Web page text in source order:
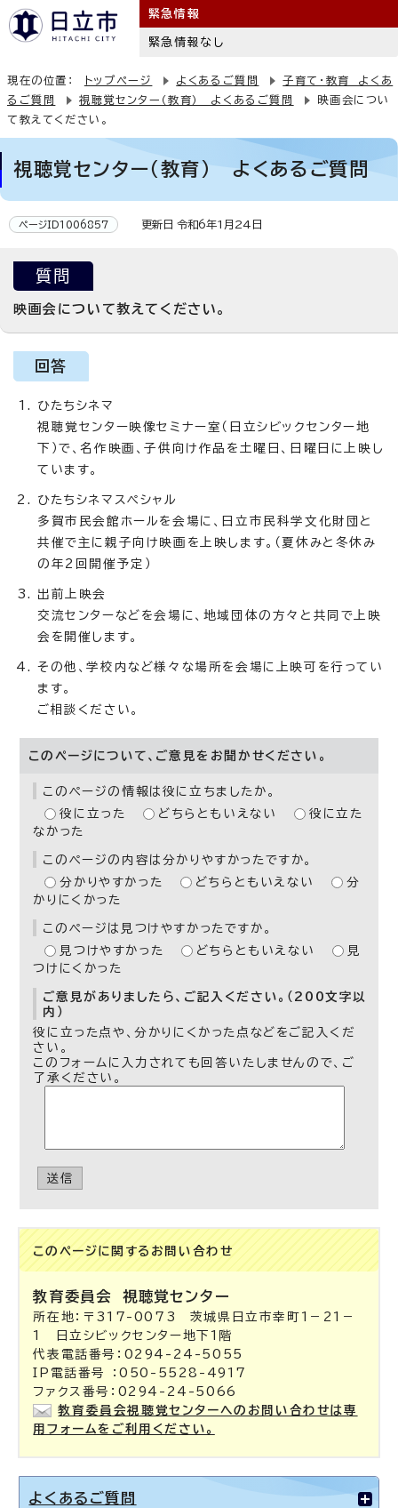
緊急情報
緊急情報なし
現在の位置： トップページ よくあるご質問
子育て・教育 よくあ
るご質問
視聴覚センター（教育） よくあるご質問
映画会につい
て教えてください。
視聴覚センター（教育） よくあるご質問
ページID1006857 更新日 令和6年1月24日
質問
映画会について教えてください。
回答
ひたちシネマ
視聴覚センター映像セミナー室（日立シビックセンター地
下）で、名作映画、子供向け作品を土曜日、日曜日に上映し
ています。
ひたちシネマスペシャル
多賀市民会館ホールを会場に、日立市民科学文化財団と
共催で主に親子向け映画を上映します。（夏休みと冬休み
の年2回開催予定）
出前上映会
交流センターなどを会場に、地域団体の方々と共同で上映
会を開催します。
その他、学校内など様々な場所を会場に上映可を行ってい
ます。
ご相談ください。
このページについて、ご意見をお聞かせください。
このページの情報は役に立ちましたか。
役に立った
どちらともいえない
役に立た
なかった
このページの内容は分かりやすかったですか。
分かりやすかった
どちらともいえない
分
かりにくかった
このページは見つけやすかったですか。
見つけやすかった
どちらともいえない
見
つけにくかった
ご意見がありましたら、ご記入ください。（200文字以
内）
役に立った点や、分かりにくかった点などをご記入くだ
さい。
このフォームに入力されても回答いたしませんので、ご
了承ください。
送信
このページに関する お問い合わせ
教育委員会視聴覚センター
所在地：〒317-0073 茨城県日立市幸町1－21－
1 日立シビックセンター地下1階
代表電話番号：0294-24-5055
IP電話番号 ：050-5528-4917
ファクス番号：0294-24-5066
教育委員会視聴覚センターへのお問い合わせは専
用フォームをご利用ください。
よくあるご質問